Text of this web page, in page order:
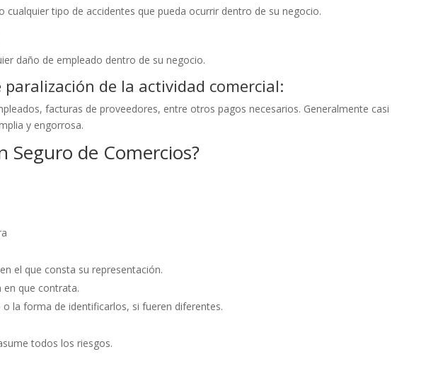
tipo de accidentes que pueda ocurrir dentro de su negocio.
daño de empleado dentro de su negocio.
de la actividad comercial:
facturas de proveedores, entre otros pagos necesarios. Generalmente casi
y engorrosa.
de Comercios?
el que consta su representación.
que contrata.
la forma de identificarlos, si fueren diferentes.
todos los riesgos.